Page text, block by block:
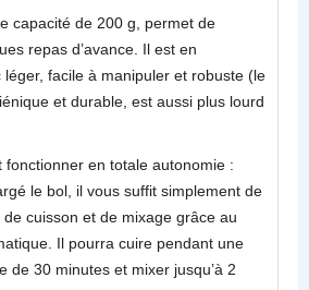
capacité de 200 g, permet de
repas d’avance. Il est en
léger, facile à manipuler et robuste (le
et durable, est aussi plus lourd
fonctionner en totale autonomie :
le bol, il vous suffit simplement de
cuisson et de mixage grâce au
Il pourra cuire pendant une
de 30 minutes et mixer jusqu’à 2